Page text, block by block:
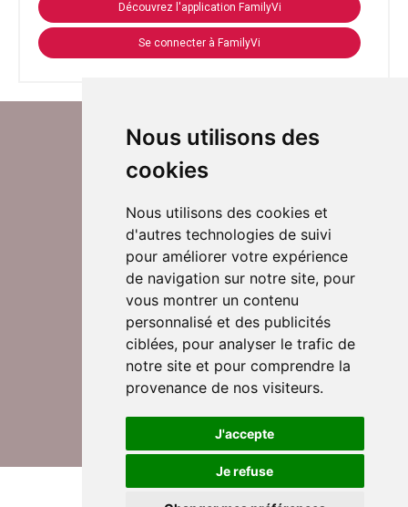
Nous utilisons des
cookies
Nous utilisons des cookies et
d'autres technologies de suivi
pour améliorer votre expérience
de navigation sur notre site, pour
vous montrer un contenu
personnalisé et des publicités
ciblées, pour analyser le trafic de
notre site et pour comprendre la
provenance de nos visiteurs.
J'accepte
Je refuse
Découvrez l'application FamilyVi
Se connecter à FamilyVi
Suivez-nous sur Twitter
Rejoignez nos équipes
Nous contacter
© DomusVi 2026